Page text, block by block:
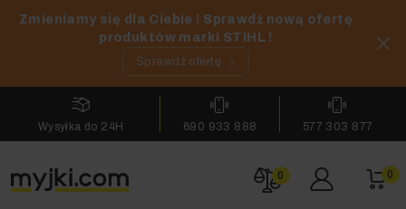
Zmieniamy się dla Ciebie ! Sprawdź nową ofertę
produktów marki STIHL !
Sprawdź ofertę
Wysyłka do 24H 690 933 888 577 303 877
0 0